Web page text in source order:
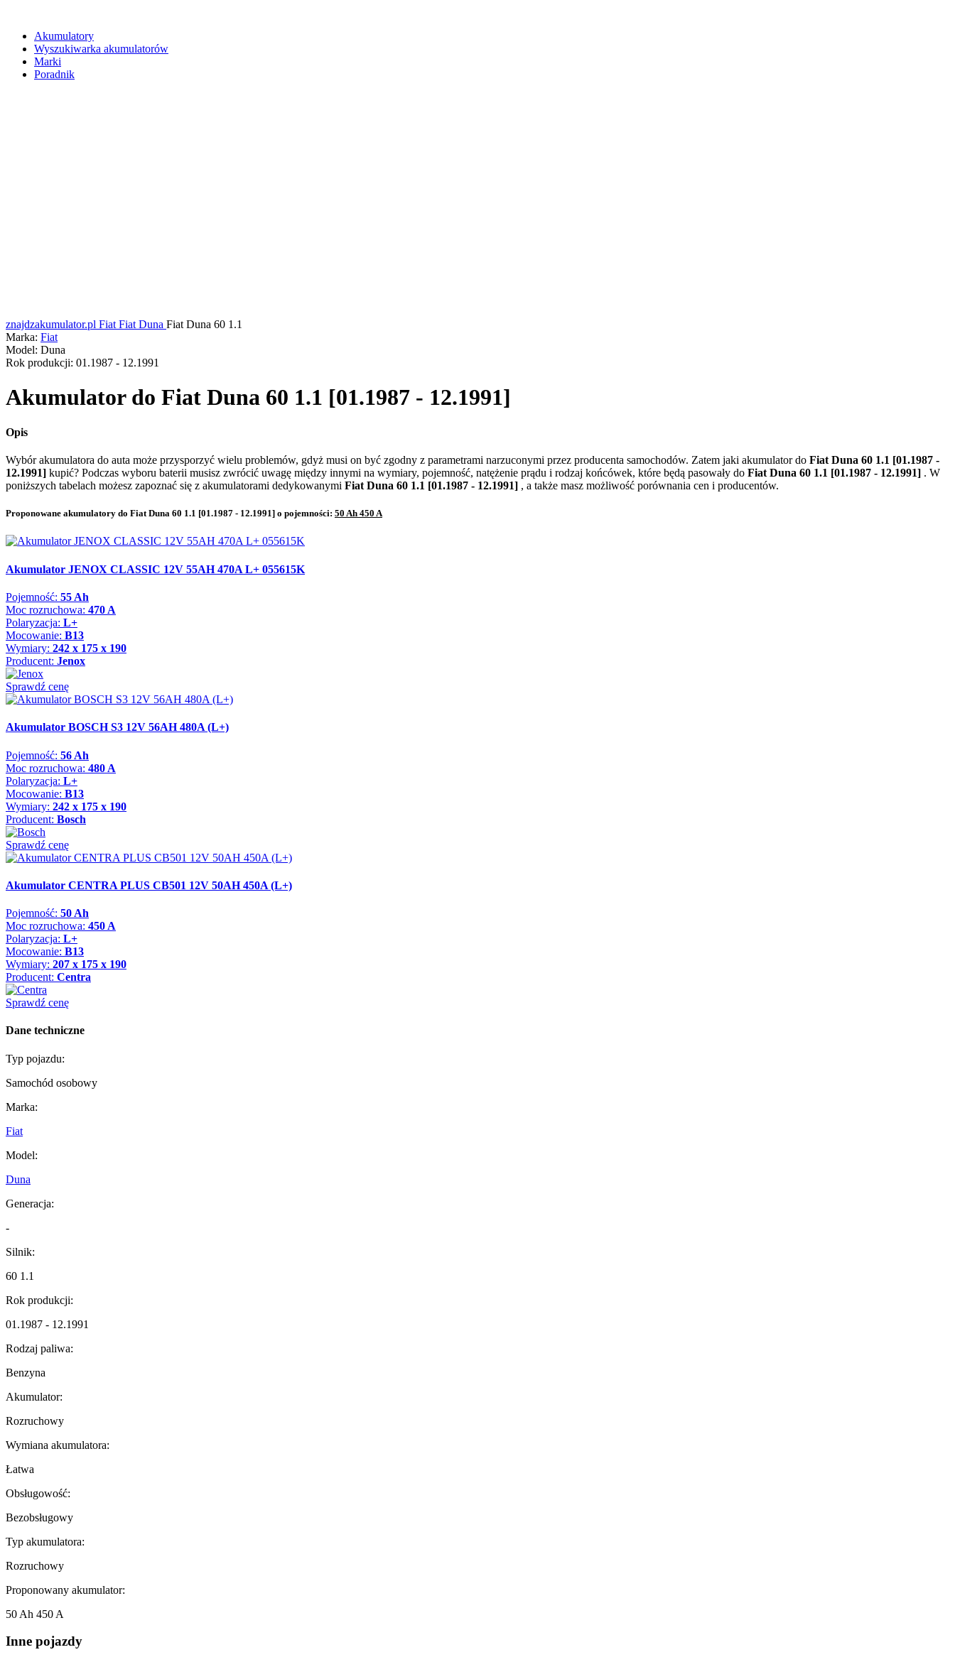
Akumulatory
Wyszukiwarka akumulatorów
Marki
Poradnik
znajdzakumulator.pl Fiat Fiat Duna Fiat Duna 60 1.1
Marka: Fiat
Model: Duna
Rok produkcji: 01.1987 - 12.1991
Akumulator do Fiat Duna 60 1.1 [01.1987 - 12.1991]
Opis
Wybór akumulatora do auta może przysporzyć wielu problemów, gdyż musi on być zgodny z parametrami narzuconymi przez producenta samochodów. Zatem jaki akumulator do Fiat Duna 60 1.1 [01.1987 -
12.1991] kupić? Podczas wyboru baterii musisz zwrócić uwagę między innymi na wymiary, pojemność, natężenie prądu i rodzaj końcówek, które będą pasowały do Fiat Duna 60 1.1 [01.1987 - 12.1991] . W
poniższych tabelach możesz zapoznać się z akumulatorami dedykowanymi Fiat Duna 60 1.1 [01.1987 - 12.1991] , a także masz możliwość porównania cen i producentów.
Proponowane akumulatory do Fiat Duna 60 1.1 [01.1987 - 12.1991] o pojemności: 50 Ah 450 A
Akumulator JENOX CLASSIC 12V 55AH 470A L+ 055615K
Pojemność: 55 Ah
Moc rozruchowa: 470 A
Polaryzacja: L+
Mocowanie: B13
Wymiary: 242 x 175 x 190
Producent: Jenox
Sprawdź cenę
Akumulator BOSCH S3 12V 56AH 480A (L+)
Pojemność: 56 Ah
Moc rozruchowa: 480 A
Polaryzacja: L+
Mocowanie: B13
Wymiary: 242 x 175 x 190
Producent: Bosch
Sprawdź cenę
Akumulator CENTRA PLUS CB501 12V 50AH 450A (L+)
Pojemność: 50 Ah
Moc rozruchowa: 450 A
Polaryzacja: L+
Mocowanie: B13
Wymiary: 207 x 175 x 190
Producent: Centra
Sprawdź cenę
Dane techniczne
Typ pojazdu:
Samochód osobowy
Marka:
Fiat
Model:
Duna
Generacja:
-
Silnik:
60 1.1
Rok produkcji:
01.1987 - 12.1991
Rodzaj paliwa:
Benzyna
Akumulator:
Rozruchowy
Wymiana akumulatora:
Łatwa
Obsługowość:
Bezobsługowy
Typ akumulatora:
Rozruchowy
Proponowany akumulator:
50 Ah 450 A
Inne pojazdy